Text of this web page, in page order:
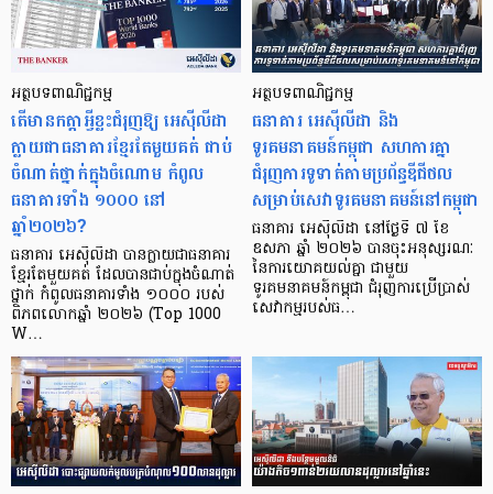
អត្ថបទពាណិជ្ជកម្ម
តើមានកត្តាអ្វីខ្លះជំរុញឱ្យ អេស៊ីលីដា
ក្លាយជាធនាគារខ្មែរតែមួយគត់ ជាប់
ចំណាត់ថ្នាក់ក្នុងចំណោម កំពូល
ធនាគារទាំង ១០០០ នៅ
ឆ្នាំ២០២៦?
ធនាគារ អេស៊ីលីដា បានក្លាយជាធនាគារ
ខ្មែរតែមួយគត់ ដែលបានជាប់ក្នុងចំណាត់
ថ្នាក់ កំពូលធនាគារទាំង ១០០០ របស់
ពិភពលោកឆ្នាំ ២០២៦ (Top 1000
W…
អត្ថបទពាណិជ្ជកម្ម
ធនាគារ អេស៊ីលីដា និង
ទូរគមនាគមន៍កម្ពុជា សហការគ្នា
ជំរុញការទូទាត់តាមប្រព័ន្ធឌីជីថល
សម្រាប់សេវាទូរគមនាគមន៍នៅកម្ពុជា
ធនាគារ អេស៊ីលីដា នៅថ្ងៃទី ៧ ខែ
ឧសភា ឆ្នាំ ២០២៦ បានចុះអនុស្សរណៈ
នៃការយោគយល់គ្នា ជាមួយ
ទូរគមនាគមន៍កម្ពុជា ជំរុញការប្រើប្រាស់
សេវាកម្មរបស់ធ…